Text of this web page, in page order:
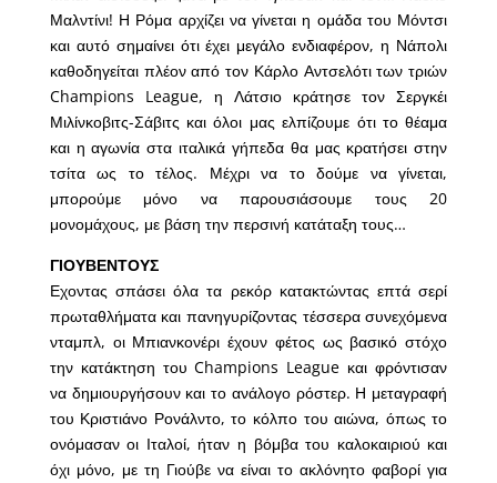
Μαλντίνι! Η Ρόμα αρχίζει να γίνεται η ομάδα του Μόντσι
και αυτό σημαίνει ότι έχει μεγάλο ενδιαφέρον, η Νάπολι
καθοδηγείται πλέον από τον Κάρλο Αντσελότι των τριών
Champions League, η Λάτσιο κράτησε τον Σεργκέι
Μιλίνκοβιτς-Σάβιτς και όλοι μας ελπίζουμε ότι το θέαμα
και η αγωνία στα ιταλικά γήπεδα θα μας κρατήσει στην
τσίτα ως το τέλος. Μέχρι να το δούμε να γίνεται,
μπορούμε μόνο να παρουσιάσουμε τους 20
μονομάχους, με βάση την περσινή κατάταξη τους…
ΓΙΟΥΒΕΝΤΟΥΣ
Εχοντας σπάσει όλα τα ρεκόρ κατακτώντας επτά σερί
πρωταθλήματα και πανηγυρίζοντας τέσσερα συνεχόμενα
νταμπλ, οι Μπιανκονέρι έχουν φέτος ως βασικό στόχο
την κατάκτηση του Champions League και φρόντισαν
να δημιουργήσουν και το ανάλογο ρόστερ. Η μεταγραφή
του Κριστιάνο Ρονάλντο, το κόλπο του αιώνα, όπως το
ονόμασαν οι Ιταλοί, ήταν η βόμβα του καλοκαιριού και
όχι μόνο, με τη Γιούβε να είναι το ακλόνητο φαβορί για